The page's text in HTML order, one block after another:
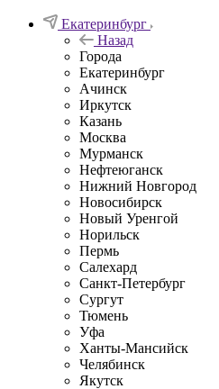
Екатеринбург
Назад
Города
Екатеринбург
Ачинск
Иркутск
Казань
Москва
Мурманск
Нефтеюганск
Нижний Новгород
Новосибирск
Новый Уренгой
Норильск
Пермь
Салехард
Санкт-Петербург
Сургут
Тюмень
Уфа
Ханты-Мансийск
Челябинск
Якутск